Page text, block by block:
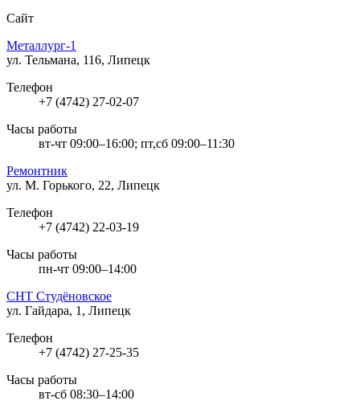
Сайт
Металлург-1
ул. Тельмана, 116, Липецк
Телефон
+7 (4742) 27-02-07
Часы работы
вт-чт 09:00–16:00; пт,сб 09:00–11:30
Ремонтник
ул. М. Горького, 22, Липецк
Телефон
+7 (4742) 22-03-19
Часы работы
пн-чт 09:00–14:00
СНТ Студёновское
ул. Гайдара, 1, Липецк
Телефон
+7 (4742) 27-25-35
Часы работы
вт-сб 08:30–14:00